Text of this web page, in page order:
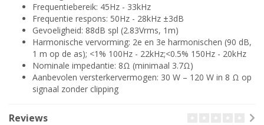
Frequentiebereik: 45Hz - 33kHz
Frequentie respons: 50Hz - 28kHz ±3dB
Gevoeligheid: 88dB spl (2.83Vrms, 1m)
Harmonische vervorming: 2e en 3e harmonischen (90 dB,
1 m op de as); <1% 100Hz - 22kHz;<0.5% 150Hz - 20kHz
Nominale impedantie: 8Ω (minimaal 3.7Ω)
Aanbevolen versterkervermogen: 30 W – 120 W in 8 Ω op
signaal zonder clipping
Reviews